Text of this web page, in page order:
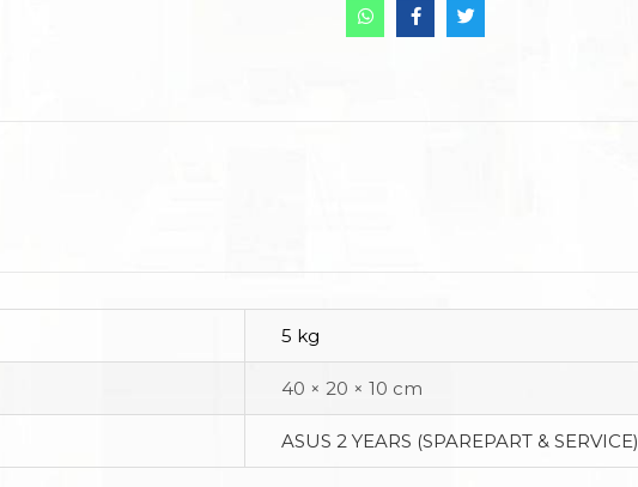
5 kg
40 × 20 × 10 cm
ASUS 2 YEARS (SPAREPART & SERVICE)